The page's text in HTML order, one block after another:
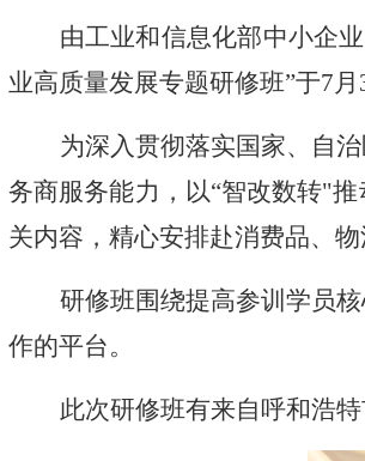
由工业和信息化部中小企
业高质量发展专题研修班”于7
为深入贯彻落实国家、自
务商服务能力，以“智改数转"
关内容，精心安排赴消费品、
研修班围绕提高参训学员
作的平台。
此次研修班有来自呼和浩